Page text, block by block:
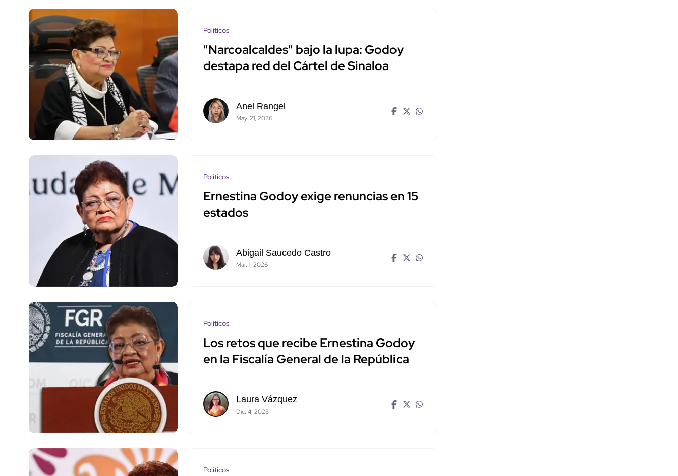
Políticos
"Narcoalcaldes" bajo la lupa: Godoy
destapa red del Cártel de Sinaloa
Anel Rangel
May. 21, 2026
Políticos
Ernestina Godoy exige renuncias en 15
estados
Abigail Saucedo Castro
Mar. 1, 2026
Políticos
Los retos que recibe Ernestina Godoy
en la Fiscalía General de la República
Laura Vázquez
Dic. 4, 2025
Políticos